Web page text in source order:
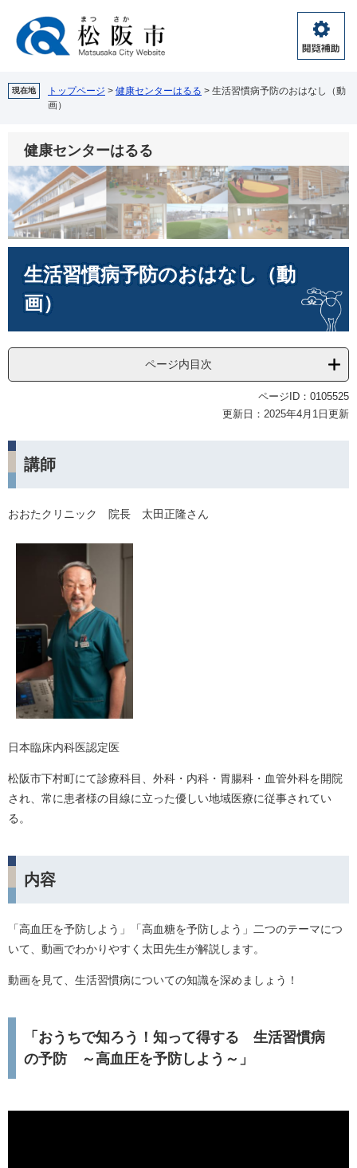
へ
閲
覧
助
現在地 トップページ > 健康センターはるる > 生活習慣病予防のおはなし（動
画）
健康センターはるる
生活習慣病予防のおはなし（動
画）
ページ内目次
ページID：0105525
更新日：2025年4月1日更新
講師
おおたクリニック 院長 太田正隆さん
日本臨床内科医認定医
松阪市下村町にて診療科目、外科・内科・胃腸科・血管外科を開院
され、常に患者様の目線に立った優しい地域医療に従事されてい
る。
内容
「高血圧を予防しよう」「高血糖を予防しよう」二つのテーマにつ
いて、動画でわかりやすく太田先生が解説します。
動画を見て、生活習慣病についての知識を深めましょう！
「おうちで知ろう！知って得する 生活習慣病
の予防 ～高血圧を予防しよう～」